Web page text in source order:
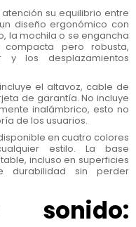
su equilibrio entre
diseño ergonómico con
la mochila o se engancha
pero robusta,
los desplazamientos
el altavoz, cable de
de garantía. No incluye
inalámbrico, esto no
de los usuarios.
en cuatro colores
estilo. La base
incluso en superficies
durabilidad sin perder
sonido: